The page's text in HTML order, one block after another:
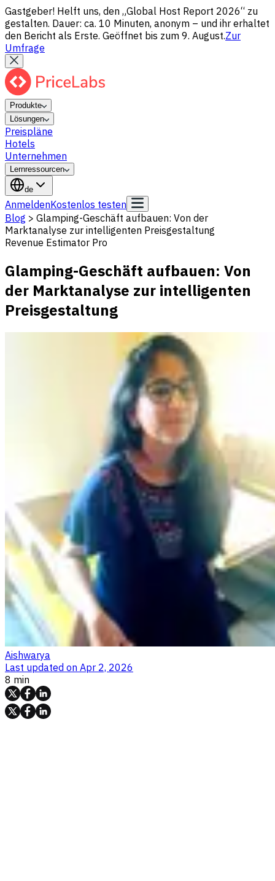
Gastgeber! Helft uns, den „Global Host Report 2026“ zu
gestalten. Dauer: ca. 10 Minuten, anonym – und ihr erhaltet
den Bericht als Erste. Geöffnet bis zum 9. August.Zur
Umfrage
Produkte
Lösungen
Preispläne
Hotels
Unternehmen
Lernressourcen
de
AnmeldenKostenlos testen
Blog > Glamping-Geschäft aufbauen: Von der
Marktanalyse zur intelligenten Preisgestaltung
Revenue Estimator Pro
Glamping-Geschäft aufbauen: Von
der Marktanalyse zur intelligenten
Preisgestaltung
Aishwarya
Last updated on Apr 2, 2026
8 min